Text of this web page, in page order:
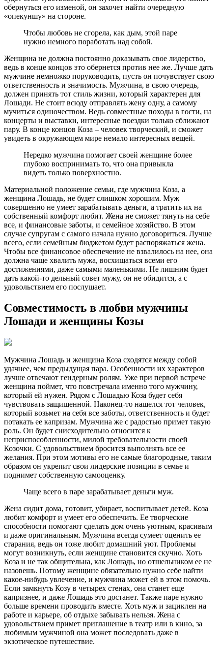
обернуться его изменой, он захочет найти очередную
«опекуншу» на стороне.
Чтобы любовь не сгорела, как дым, этой паре
нужно немного поработать над собой.
Женщина не должна постоянно доказывать свое лидерство,
ведь в конце концов это обернется против нее же. Лучше дать
мужчине немножко поруководить, пусть он почувствует свою
ответственность и значимость. Мужчина, в свою очередь,
должен принять тот стиль жизни, который характерен для
Лошади. Не стоит всюду отправлять жену одну, а самому
мучиться одиночеством. Ведь совместные походы в гости, на
концерты и выставки, интересные поездки только сближают
пару. В конце концов Коза – человек творческий, и сможет
увидеть в окружающем мире немало интересных вещей.
Нередко мужчина помогает своей женщине более
глубоко воспринимать то, что она привыкла
видеть только поверхностно.
Материальной положение семьи, где мужчина Коза, а
женщина Лошадь, не будет слишком хорошим. Муж
совершенно не умеет зарабатывать деньги, а тратить их на
собственный комфорт любит. Жена не сможет тянуть на себе
все, и финансовые заботы, и семейное хозяйство. В этом
случае супругам с самого начала нужно договориться. Лучше
всего, если семейным бюджетом будет распоряжаться жена.
Чтобы все финансовое обеспечение не взвалилось на нее, она
должна чаще хвалить мужа, восхищаться всеми его
достижениями, даже самыми маленькими. Не лишним будет
дать какой-то дельный совет мужу, он не обидится, а с
удовольствием его послушает.
Совместимость в любви мужчины
Лошади и женщины Козы
Мужчина Лошадь и женщина Коза сходятся между собой
удачнее, чем предыдущая пара. Особенности их характеров
лучше отвечают гендерным ролям. Уже при первой встрече
женщина поймет, что повстречала именно того мужчину,
который ей нужен. Рядом с Лошадью Коза будет себя
чувствовать защищенной. Наконец-то нашелся тот человек,
который возьмет на себя все заботы, ответственность и будет
потакать ее капризам. Мужчина же с радостью примет такую
роль. Он будет снисходительно относится к
неприспособленности, милой требовательности своей
Козочки. С удовольствием бросится выполнять все ее
желания. При этом мотивы его не самые благородные, таким
образом он укрепит свои лидерские позиции в семье и
поднимет собственную самооценку.
Чаще всего в паре зарабатывает деньги муж.
Жена сидит дома, готовит, убирает, воспитывает детей. Коза
любит комфорт и умеет его обеспечить. Ее творческие
способности помогают сделать дом очень уютным, красивым
и даже оригинальным. Мужчина всегда сумеет оценить ее
старания, ведь он тоже любит домашний уют. Проблемы
могут возникнуть, если женщине становится скучно. Хоть
Коза и не так общительна, как Лошадь, но отшельником ее не
назовешь. Потому женщине обязательно нужно себе найти
какое-нибудь увлечение, и мужчина может ей в этом помочь.
Если замкнуть Козу в четырех стенах, она станет еще
капризнее, и даже Лошадь это достанет. Также паре нужно
больше времени проводить вместе. Хоть муж и зациклен на
работе и карьере, об отдыхе забывать нельзя. Жена с
удовольствием примет приглашение в театр или в кино, за
любимым мужчиной она может последовать даже в
экзотическое путешествие.